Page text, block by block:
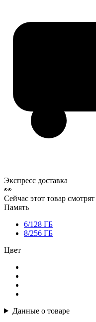
Экспресс доставка
👀
Сейчас этот товар смотрят
Память
6/128 ГБ
8/256 ГБ
Цвет
Данные о товаре